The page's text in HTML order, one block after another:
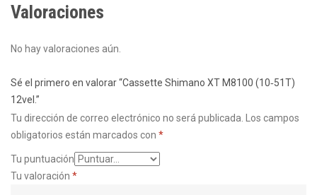
Valoraciones
No hay valoraciones aún.
Sé el primero en valorar “Cassette Shimano XT M8100 (10‑51T)
12vel.”
Tu dirección de correo electrónico no será publicada.
Los campos
obligatorios están marcados con *
Tu puntuación
Tu valoración *